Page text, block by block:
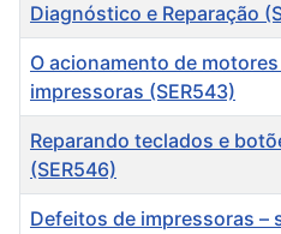
Diagnóstico e Reparação
O acionamento de
impressoras (SER543)
Reparando teclados e
(SER546)
Defeitos de impressoras –